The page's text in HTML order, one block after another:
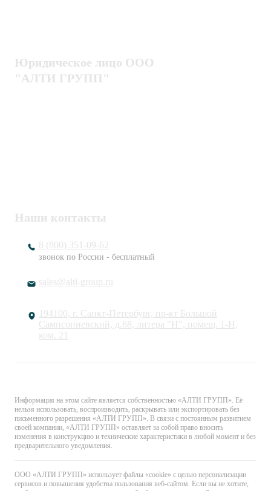
Юридическое лицо ООО
"АЛТИ ГРУПП"
Наши контакты
8 (800) 351-09-62
звонок по России - бесплатный
sales@alti-group.ru
194100, г. Санкт-Петербург, пр-кт Большой
Сампсониевский, д.68, литера "Н", помещ. 1-Н,
ком. 21
Информация на этом сайте является собственностью «АЛТИ ГРУПП». Её
нельзя использовать, воспроизводить, раскрывать или экспортировать без
письменного разрешения «АЛТИ ГРУПП». В связи с постоянным развитием
своей компании, «АЛТИ ГРУПП» оставляет за собой право вносить
изменения в конструкцию и технические характеристики в любой момент и без
предварительного уведомления.
ООО «АЛТИ ГРУПП» использует файлы «cookie» с целью персонализации
сервисов и повышения удобства пользования веб-сайтом. Если вы не хотите,